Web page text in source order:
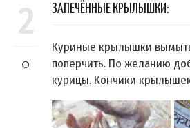
2 ЗАПЕЧЁННЫЕ КРЫЛЫШКИ:
Куриные крылышки
поперчить. По желанию
курицы. Кончики